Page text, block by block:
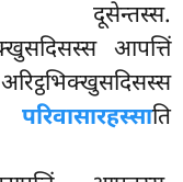
दूसेन्तस्स.
आपत्तिं
परिवासारहस्साति